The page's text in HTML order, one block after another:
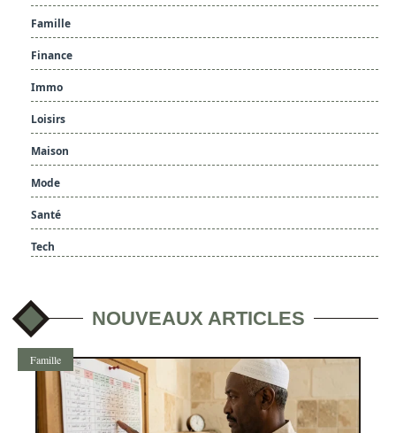
Famille
Finance
Immo
Loisirs
Maison
Mode
Santé
Tech
NOUVEAUX ARTICLES
Famille